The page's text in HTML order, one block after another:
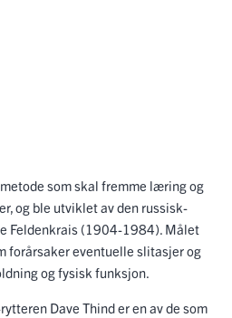
som skal fremme læring og
og ble utviklet av den russisk-
Feldenkrais (1904-1984). Målet
forårsaker eventuelle slitasjer og
og fysisk funksjon.
Dave Thind er en av de som